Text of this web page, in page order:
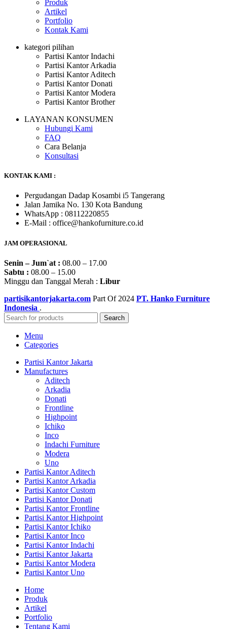
Produk
Artikel
Portfolio
Kontak Kami
kategori pilihan
Partisi Kantor Indachi
Partisi Kantor Arkadia
Partisi Kantor Aditech
Partisi Kantor Donati
Partisi Kantor Modera
Partisi Kantor Brother
LAYANAN KONSUMEN
Hubungi Kami
FAQ
Cara Belanja
Konsultasi
KONTAK KAMI :
Pergudangan Dadap Kosambi i5 Tangerang
Jalan Jamika No. 130 Kota Bandung
WhatsApp : 08112220855
E-Mail : office@hankofurniture.co.id
JAM OPERASIONAL
Senin – Jum`at : 08.00 – 17.00
Sabtu : 08.00 – 15.00
Minggu dan Tanggal Merah : Libur
partisikantorjakarta.com Part Of 2024 PT. Hanko Furniture
Indonesia .
Search
Menu
Categories
Partisi Kantor Jakarta
Manufactures
Aditech
Arkadia
Donati
Frontline
Highpoint
Ichiko
Inco
Indachi Furniture
Modera
Uno
Partisi Kantor Aditech
Partisi Kantor Arkadia
Partisi Kantor Custom
Partisi Kantor Donati
Partisi Kantor Frontline
Partisi Kantor Highpoint
Partisi Kantor Ichiko
Partisi Kantor Inco
Partisi Kantor Indachi
Partisi Kantor Jakarta
Partisi Kantor Modera
Partisi Kantor Uno
Home
Produk
Artikel
Portfolio
Tentang Kami